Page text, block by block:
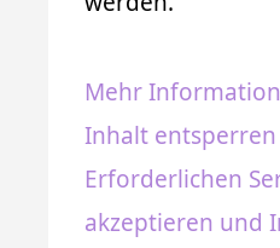
Mehr
Inhalt entsperren
Erforderlichen
akzeptieren und